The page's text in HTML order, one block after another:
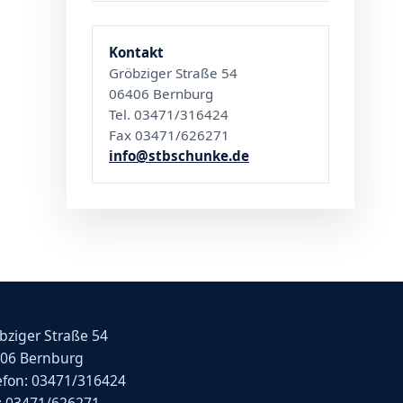
Kontakt
Gröbziger Straße 54
06406 Bernburg
Tel. 03471/316424
Fax 03471/626271
info@stbschunke.de
Straße 54
Bernburg
03471/316424